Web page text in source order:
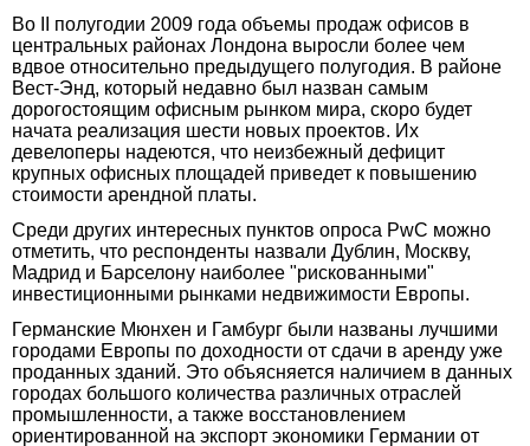
Во II полугодии 2009 года объемы продаж офисов в
центральных районах Лондона выросли более чем
вдвое относительно предыдущего полугодия. В районе
Вест-Энд, который недавно был назван самым
дорогостоящим офисным рынком мира, скоро будет
начата реализация шести новых проектов. Их
девелоперы надеются, что неизбежный дефицит
крупных офисных площадей приведет к повышению
стоимости арендной платы.
Среди других интересных пунктов опроса PwC можно
отметить, что респонденты назвали Дублин, Москву,
Мадрид и Барселону наиболее "рискованными"
инвестиционными рынками недвижимости Европы.
Германские Мюнхен и Гамбург были названы лучшими
городами Европы по доходности от сдачи в аренду уже
проданных зданий. Это объясняется наличием в данных
городах большого количества различных отраслей
промышленности, а также восстановлением
ориентированной на экспорт экономики Германии от